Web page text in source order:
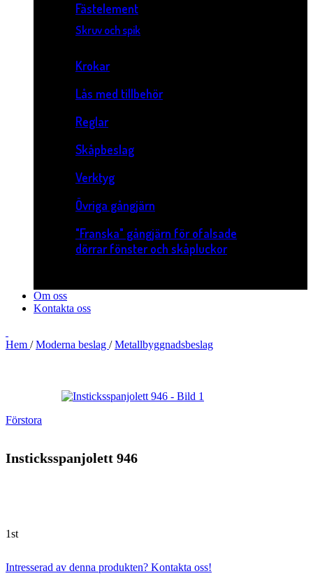
Fästelement
Skruv och spik
Krokar
Lås med tillbehör
Reglar
Skåpbeslag
Verktyg
Övriga gångjärn
"Franska" gångjärn för ofalsade
dörrar fönster och skåpluckor
Om oss
Kontakta oss
Hem / Moderna beslag / Metallbyggnadsbeslag
Förstora
Insticksspanjolett 946
1st
Intresserad av denna produkten? Kontakta oss!